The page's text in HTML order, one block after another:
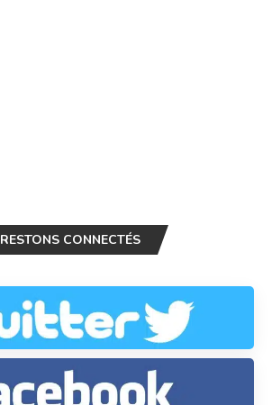
RESTONS CONNECTÉS